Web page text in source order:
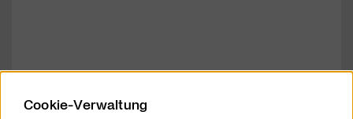
Cookie-Verwaltung